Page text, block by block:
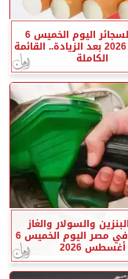
أسعار السجائر اليوم الخميس 6
أغسطس 2026 بعد الزيادة.. القائمة
الكاملة
والسولار والغاز
الطبيعي في مصر اليوم الخميس 6
أغسطس 2026